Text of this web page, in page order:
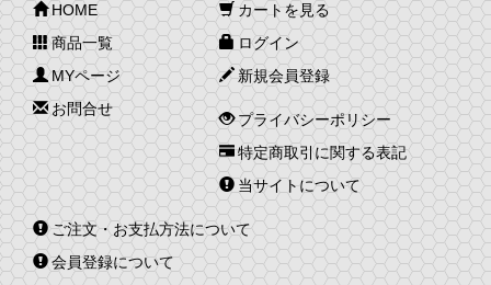
HOME
商品一覧
MYページ
お問合せ
カートを見る
ログイン
新規会員登録
プライバシーポリシー
特定商取引に関する表記
当サイトについて
ご注文・お支払方法について
会員登録について